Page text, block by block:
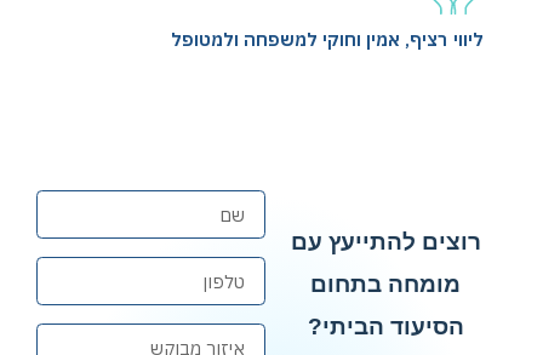
ליווי רציף, אמין וחוקי למשפחה ולמטופל
רוצים להתייעץ עם
מומחה בתחום
הסיעוד הביתי?